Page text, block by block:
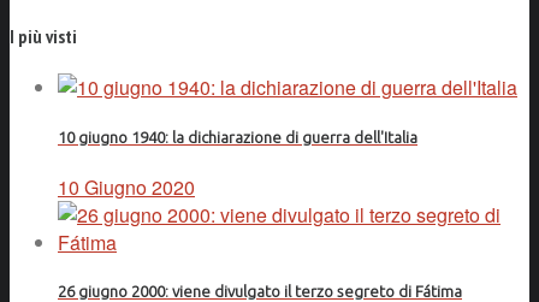
I più visti
10 giugno 1940: la dichiarazione di guerra dell'Italia
10 Giugno 2020
26 giugno 2000: viene divulgato il terzo segreto di Fátima